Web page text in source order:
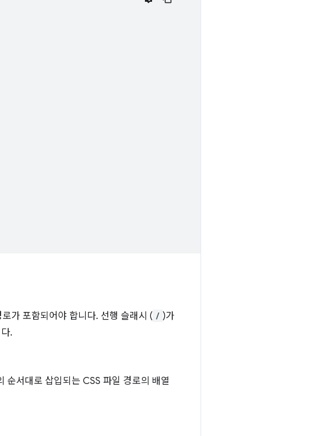
가 포함되어야 합니다. 선행 슬래시 ( / )가
.
서대로 삽입되는 CSS 파일 경로의 배열